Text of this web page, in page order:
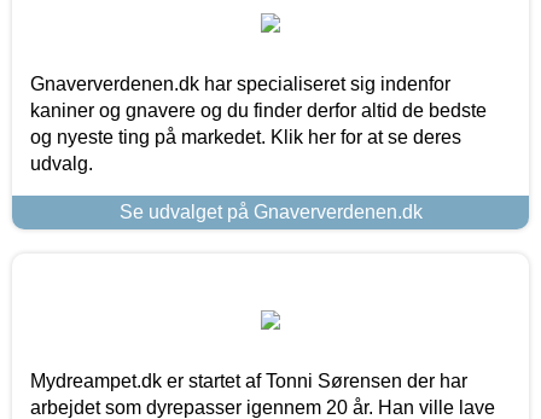
Gnaververdenen.dk har specialiseret sig indenfor
kaniner og gnavere og du finder derfor altid de bedste
og nyeste ting på markedet. Klik her for at se deres
udvalg.
Se udvalget på Gnaververdenen.dk
Mydreampet.dk er startet af Tonni Sørensen der har
arbejdet som dyrepasser igennem 20 år. Han ville lave